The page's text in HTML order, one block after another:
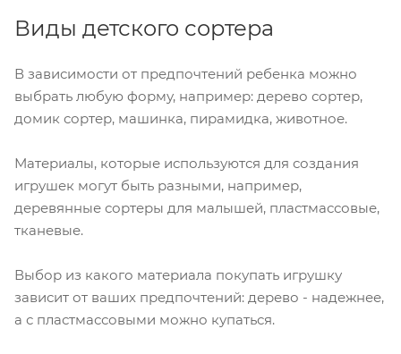
Виды детского сортера
В зависимости от предпочтений ребенка можно
выбрать любую форму, например: дерево сортер,
домик сортер, машинка, пирамидка, животное.
Материалы, которые используются для создания
игрушек могут быть разными, например,
деревянные сортеры для малышей, пластмассовые,
тканевые.
Выбор из какого материала покупать игрушку
зависит от ваших предпочтений: дерево - надежнее,
а с пластмассовыми можно купаться.